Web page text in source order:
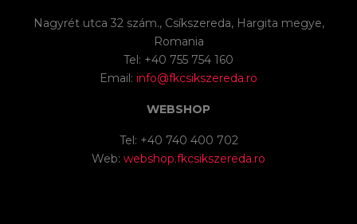
Nagyrét utca 32 szám., Csíkszereda, Hargita megye,
Romania
Tel: +40 755 754 160
Email: info@fkcsikszereda.ro
WEBSHOP
Tel: +40 740 400 702
Web: webshop.fkcsikszereda.ro